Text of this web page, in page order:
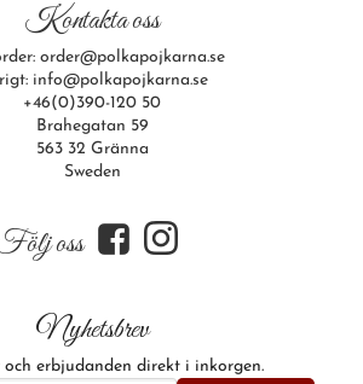
Kontakta oss
order@polkapojkarna.se
info@polkapojkarna.se
+46(0)390-120 50
Brahegatan 59
563 32 Gränna
Sweden
oss f i
Nyhetsbrev
och erbjudanden direkt i inkorgen.